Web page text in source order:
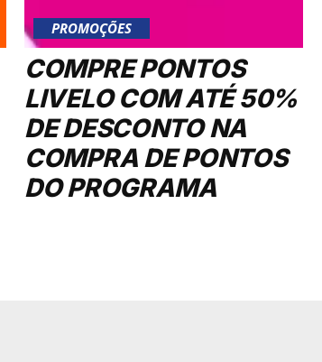
PROMOÇÕES
COMPRE PONTOS
LIVELO COM ATÉ 50%
DE DESCONTO NA
COMPRA DE PONTOS
DO PROGRAMA